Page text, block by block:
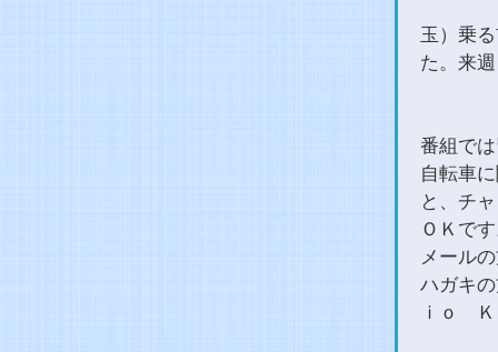
玉）乗
た。来
番組で
自転車
と、チ
ＯＫで
メール
ハガキ
ｉｏ Ｋ